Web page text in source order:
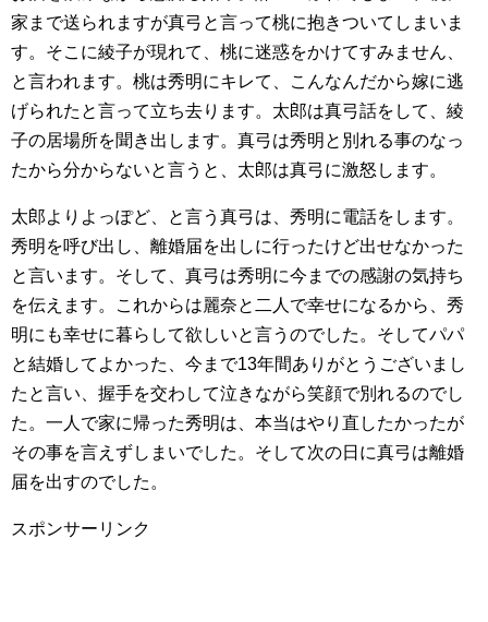
家まで送られますが真弓と言って桃に抱きついてしまいま
す。そこに綾子が現れて、桃に迷惑をかけてすみません、
と言われます。桃は秀明にキレて、こんなんだから嫁に逃
げられたと言って立ち去ります。太郎は真弓話をして、綾
子の居場所を聞き出します。真弓は秀明と別れる事のなっ
たから分からないと言うと、太郎は真弓に激怒します。
太郎よりよっぽど、と言う真弓は、秀明に電話をします。
秀明を呼び出し、離婚届を出しに行ったけど出せなかった
と言います。そして、真弓は秀明に今までの感謝の気持ち
を伝えます。これからは麗奈と二人で幸せになるから、秀
明にも幸せに暮らして欲しいと言うのでした。そしてパパ
と結婚してよかった、今まで13年間ありがとうございまし
たと言い、握手を交わして泣きながら笑顔で別れるのでし
た。一人で家に帰った秀明は、本当はやり直したかったが
その事を言えずしまいでした。そして次の日に真弓は離婚
届を出すのでした。
スポンサーリンク